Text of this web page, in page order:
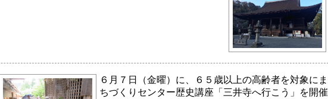
６月７日（金曜）に、６５歳以上の高齢者を対象にま
ちづくりセンター歴史講座「三井寺へ行こう」を開催